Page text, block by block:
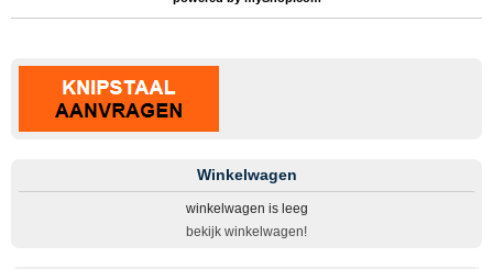
Winkelwagen
winkelwagen is leeg
bekijk winkelwagen!